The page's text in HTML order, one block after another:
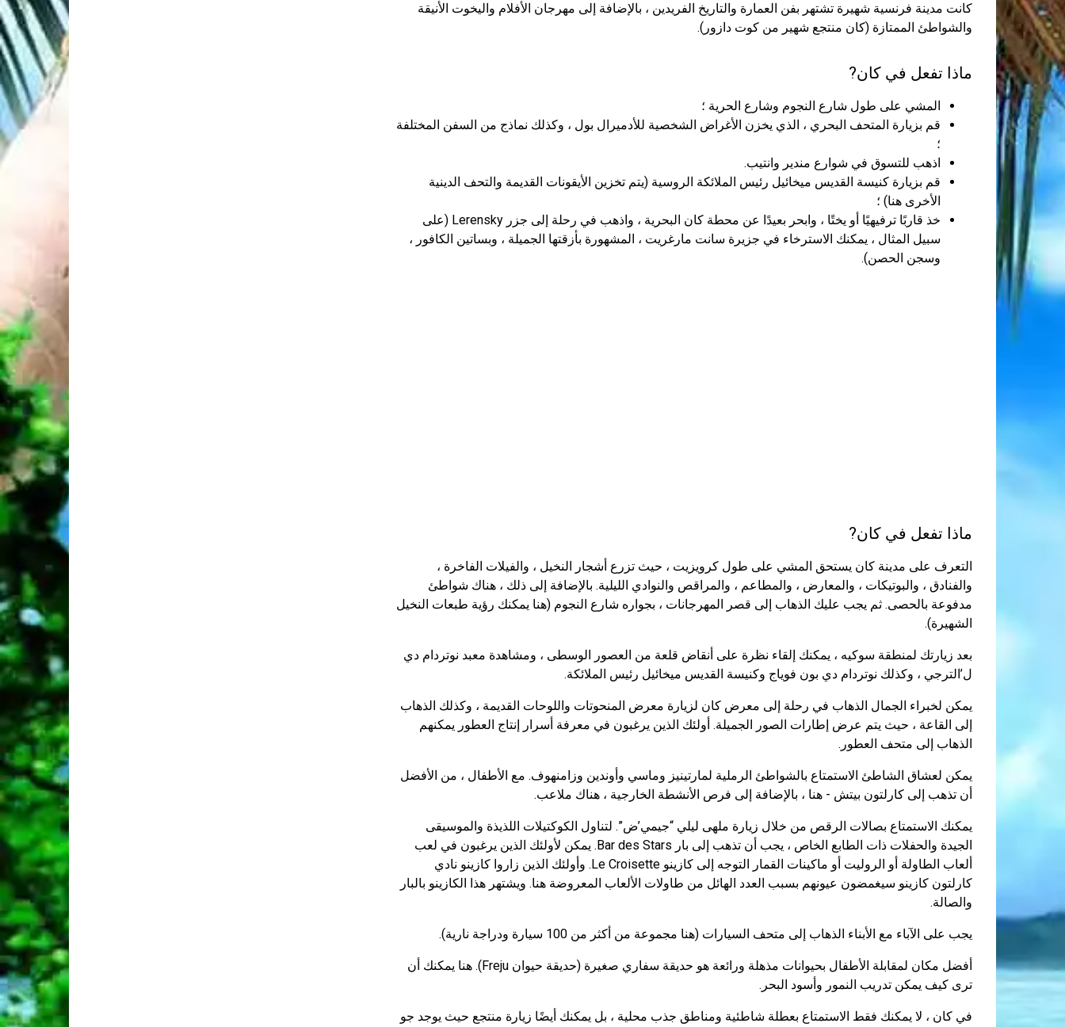
كانت مدينة فرنسية شهيرة تشتهر بفن العمارة والتاريخ الفريدين ، بالإضافة إلى مهرجان الأفلام واليخوت الأنيقة
والشواطئ الممتازة (كان منتجع شهير من كوت دازور).
ماذا تفعل في كان?
المشي على طول شارع النجوم وشارع الحرية ؛
قم بزيارة المتحف البحري ، الذي يخزن الأغراض الشخصية للأدميرال بول ، وكذلك نماذج من السفن المختلفة
؛
اذهب للتسوق في شوارع مندير وانتيب.
قم بزيارة كنيسة القديس ميخائيل رئيس الملائكة الروسية (يتم تخزين الأيقونات القديمة والتحف الدينية
الأخرى هنا) ؛
خذ قاربًا ترفيهيًا أو يختًا ، وابحر بعيدًا عن محطة كان البحرية ، واذهب في رحلة إلى جزر Lerensky (على
سبيل المثال ، يمكنك الاسترخاء في جزيرة سانت مارغريت ، المشهورة بأزقتها الجميلة ، وبساتين الكافور ،
وسجن الحصن).
ماذا تفعل في كان?
التعرف على مدينة كان يستحق المشي على طول كرويزيت ، حيث تزرع أشجار النخيل ، والفيلات الفاخرة ،
والفنادق ، والبوتيكات ، والمعارض ، والمطاعم ، والمراقص والنوادي الليلية. بالإضافة إلى ذلك ، هناك شواطئ
مدفوعة بالحصى. ثم يجب عليك الذهاب إلى قصر المهرجانات ، بجواره شارع النجوم (هنا يمكنك رؤية طبعات النخيل
الشهيرة).
بعد زيارتك لمنطقة سوكيه ، يمكنك إلقاء نظرة على أنقاض قلعة من العصور الوسطى ، ومشاهدة معبد نوتردام دي
ل’الترجي ، وكذلك نوتردام دي بون فوياج وكنيسة القديس ميخائيل رئيس الملائكة.
يمكن لخبراء الجمال الذهاب في رحلة إلى معرض كان لزيارة معرض المنحوتات واللوحات القديمة ، وكذلك الذهاب
إلى القاعة ، حيث يتم عرض إطارات الصور الجميلة. أولئك الذين يرغبون في معرفة أسرار إنتاج العطور يمكنهم
الذهاب إلى متحف العطور.
يمكن لعشاق الشاطئ الاستمتاع بالشواطئ الرملية لمارتينيز وماسي وأوندين وزامنهوف. مع الأطفال ، من الأفضل
أن تذهب إلى كارلتون بيتش - هنا ، بالإضافة إلى فرص الأنشطة الخارجية ، هناك ملاعب.
يمكنك الاستمتاع بصالات الرقص من خلال زيارة ملهى ليلي “جيمي’ض”. لتناول الكوكتيلات اللذيذة والموسيقى
الجيدة والحفلات ذات الطابع الخاص ، يجب أن تذهب إلى بار Bar des Stars. يمكن لأولئك الذين يرغبون في لعب
ألعاب الطاولة أو الروليت أو ماكينات القمار التوجه إلى كازينو Le Croisette. وأولئك الذين زاروا كازينو نادي
كارلتون كازينو سيغمضون عيونهم بسبب العدد الهائل من طاولات الألعاب المعروضة هنا. ويشتهر هذا الكازينو بالبار
والصالة.
يجب على الآباء مع الأبناء الذهاب إلى متحف السيارات (هنا مجموعة من أكثر من 100 سيارة ودراجة نارية).
أفضل مكان لمقابلة الأطفال بحيوانات مذهلة ورائعة هو حديقة سفاري صغيرة (حديقة حيوان Freju). هنا يمكنك أن
ترى كيف يمكن تدريب النمور وأسود البحر.
في كان ، لا يمكنك فقط الاستمتاع بعطلة شاطئية ومناطق جذب محلية ، بل يمكنك أيضًا زيارة منتجع حيث يوجد جو